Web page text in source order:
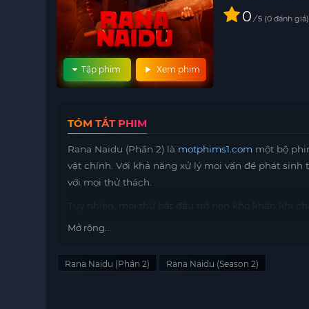
Xem phim
Tập phim
0 / 5 0 đánh giá
TÓM TẮT PHIM
Rana Naidu (Phần 2) là motphims1.com một bộ
vật chính. Với khả năng xử lý mọi vấn đề phát
với mọi thử thách.
Tuy nhiên, mọi thứ bắt đầu trở nên khó khăn khi
rắc rối không ngờ mà Rana không thể kiểm soát.
Mọi tình huống đan xen và xung đột khiến cho
Mở rộng...
Rana Naidu (Phần 2) Rana Naidu (Season 2)